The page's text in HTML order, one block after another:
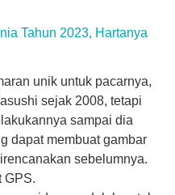
Tahun 2023, Hartanya
unik untuk pacarnya,
sejak 2008, tetapi
sampai dia
dapat membuat gambar
sebelumnya.
GPS.